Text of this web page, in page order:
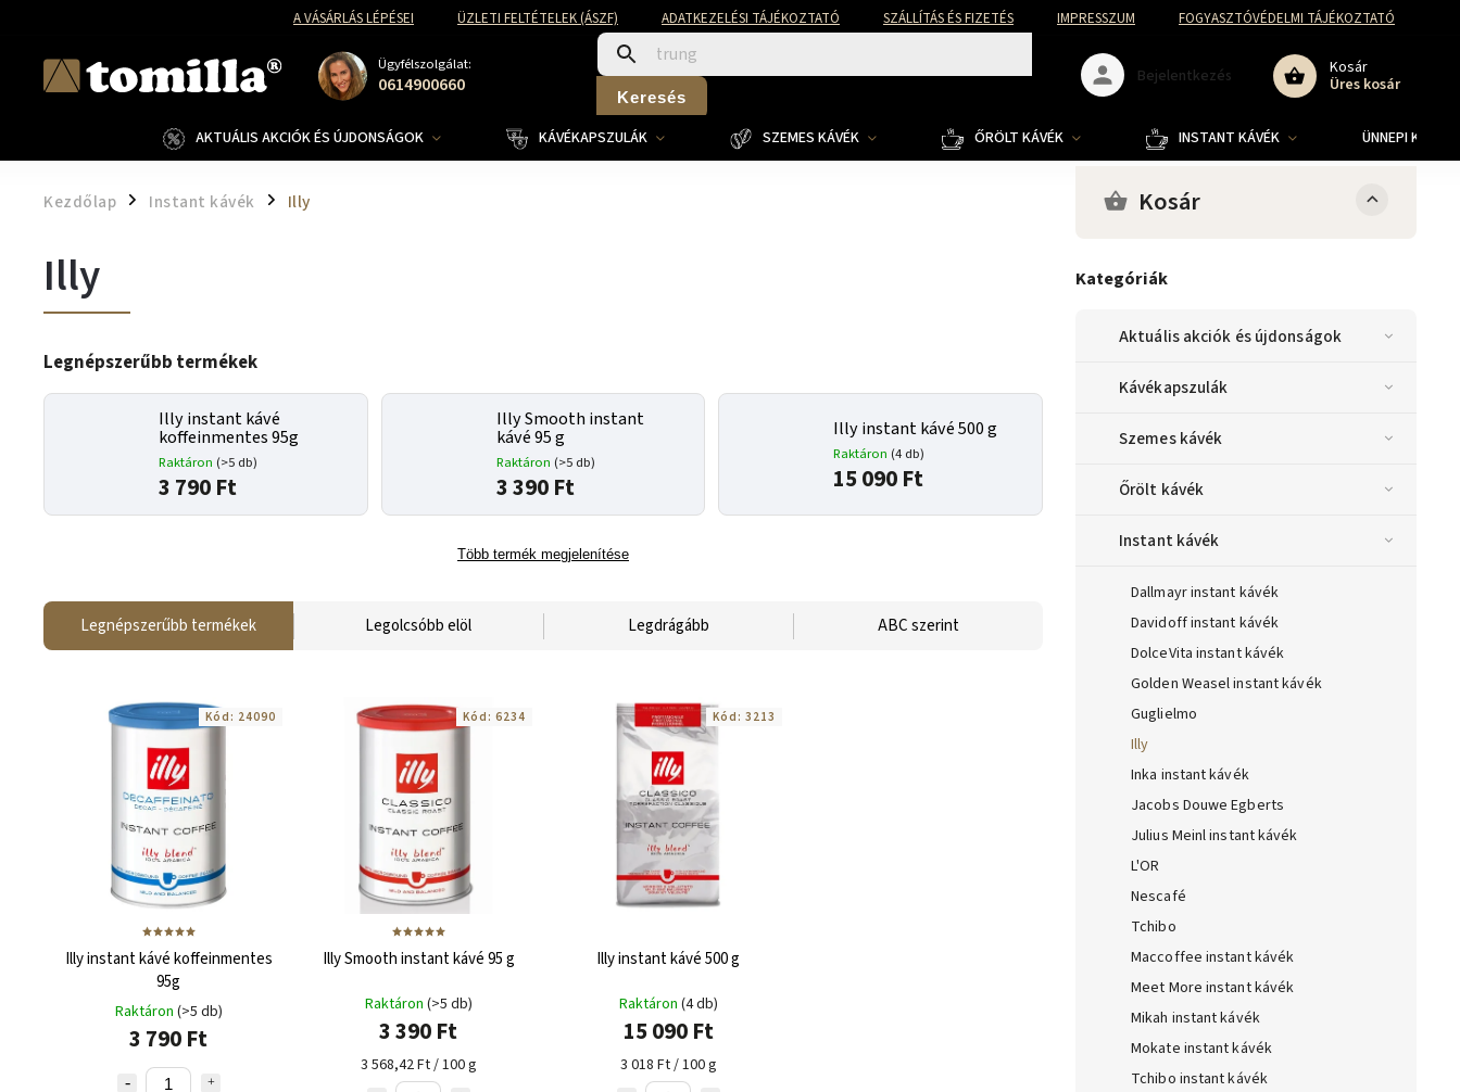
A VÁSÁRLÁS LÉPÉSEI ÜZLETI FELTÉTELEK (ÁSZF) ADATKEZELÉSI TÁJÉKOZTATÓ SZÁLLÍTÁS ÉS FIZETÉS IMPRESSZUM FOGYASZTÓVÉDELMI TÁJÉKOZTATÓ
Ügyfélszolgálat:
0614900660 Keresés
Kosár
Üres kosár
Bejelentkezés
AKTUÁLIS AKCIÓK ÉS ÚJDONSÁGOK KÁVÉKAPSZULÁK SZEMES KÁVÉK ŐRÖLT KÁVÉK INSTANT KÁVÉK ÜNNEPI
Kezdőlap / Instant kávék / Illy Kosár
Kategóriák
Aktuális akciók és újdonságok
Kávékapszulák
Szemes kávék
Őrölt kávék
Instant kávék
Dallmayr instant kávék
Davidoff instant kávék
DolceVita instant kávék
Golden Weasel instant kávék
Guglielmo
Illy
Inka instant kávék
Jacobs Douwe Egberts
Julius Meinl instant kávék
L'OR
Nescafé
Tchibo
Maccoffee instant kávék
Meet More instant kávék
Mikah instant kávék
Mokate instant kávék
Tchibo instant kávék
Illy
Legnépszerűbb termékek
Illy instant kávé
koffeinmentes 95g
Raktáron (>5 db)
3 790 Ft
Illy Smooth instant
kávé 95 g
Raktáron (>5 db)
3 390 Ft
Illy instant kávé 500 g
Raktáron (4 db)
15 090 Ft
Több termék megjelenítése
Legnépszerűbb termékek Legolcsóbb elöl Legdrágább ABC szerint
Illy instant kávé koffeinmentes
95g
Raktáron (>5 db)
3 790 Ft
Kód: 24090
Illy Smooth instant kávé 95 g
Raktáron (>5 db)
3 390 Ft
3 568,42 Ft / 100 g
Kód: 6234
Illy instant kávé 500 g
Raktáron (4 db)
15 090 Ft
3 018 Ft / 100 g
Kód: 3213